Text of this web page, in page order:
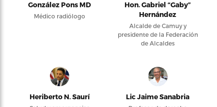
González Pons MD
Médico radiólogo
Hon. Gabriel “Gaby”
Hernández
Alcalde de Camuy y
presidente de la Federación
de Alcaldes
Heriberto N. Saurí Lic Jaime Sanabria